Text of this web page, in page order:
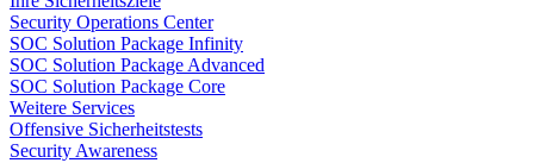
Security Operations Center
SOC Solution Package Infinity
SOC Solution Package Advanced
SOC Solution Package Core
Weitere Services
Offensive Sicherheitstests
Security Awareness